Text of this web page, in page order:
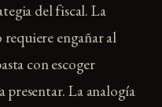
del fiscal. La
engañar al
con escoger
presentar. La analogía